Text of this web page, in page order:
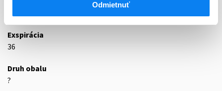
Odmietnuť
Podrobnosti o lieku
Exspirácia
36
Druh obalu
?